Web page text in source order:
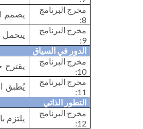
مخرج البرنامج
8:
يصمم
مخرج البرنامج
9:
يتحمل
الدور في السياق
مخرج البرنامج
10:
يقترح
مخرج البرنامج
11:
يُطبق
التطور الذاتي
مخرج البرنامج
12:
يلتزم